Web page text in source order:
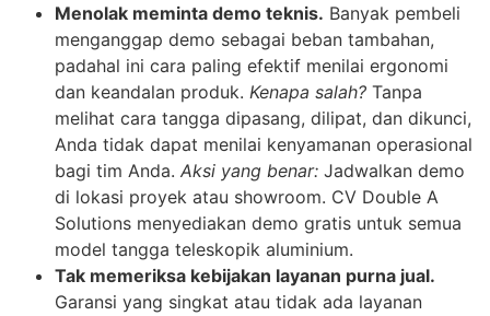
Menolak meminta demo teknis. Banyak pembeli
menganggap demo sebagai beban tambahan,
padahal ini cara paling efektif menilai ergonomi
dan keandalan produk. Kenapa salah? Tanpa
melihat cara tangga dipasang, dilipat, dan dikunci,
Anda tidak dapat menilai kenyamanan operasional
bagi tim Anda. Aksi yang benar: Jadwalkan demo
di lokasi proyek atau showroom. CV Double A
Solutions menyediakan demo gratis untuk semua
model tangga teleskopik aluminium.
Tak memeriksa kebijakan layanan purna jual.
Garansi yang singkat atau tidak ada layanan